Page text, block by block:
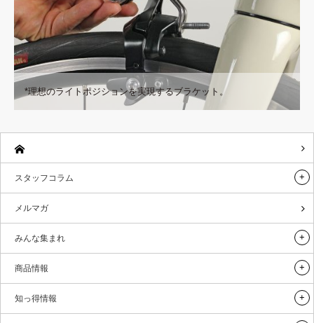
*理想のライトポジションを実現するブラケット。
スタッフコラム
メルマガ
みんな集まれ
商品情報
知っ得情報